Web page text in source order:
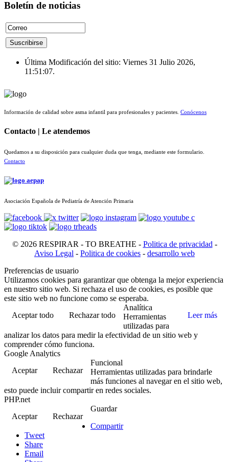
Boletín de noticias
Última Modificación del sitio: Viernes 31 Julio 2026,
11:51:07.
Información de calidad sobre asma infantil para profesionales y pacientes. Conócenos
Contacto | Le atendemos
Quedamos a su disposición para cualquier duda que tenga, mediante este formulario.
Contacto
Asociación Española de Pediatría de Atención Primaria
© 2026 RESPIRAR - TO BREATHE - Politica de privacidad-
Aviso Legal - Politica de cookies - desarrollo web
Preferencias de usuario
Utilizamos cookies para garantizar que obtenga la mejor experiencia
en nuestro sitio web. Si rechaza el uso de cookies, es posible que
este sitio web no funcione como se esperaba.
Aceptar todo
Rechazar todo Leer más
Analítica
Herramientas
utilizadas para
analizar los datos para medir la efectividad de un sitio web y
comprender cómo funciona.
Google Analytics
Aceptar
Rechazar
Funcional
Herramientas utilizadas para brindarle
más funciones al navegar en el sitio web,
esto puede incluir compartir en redes sociales.
PHP.net
Aceptar
Rechazar
Guardar
Compartir
Tweet
Share
Email